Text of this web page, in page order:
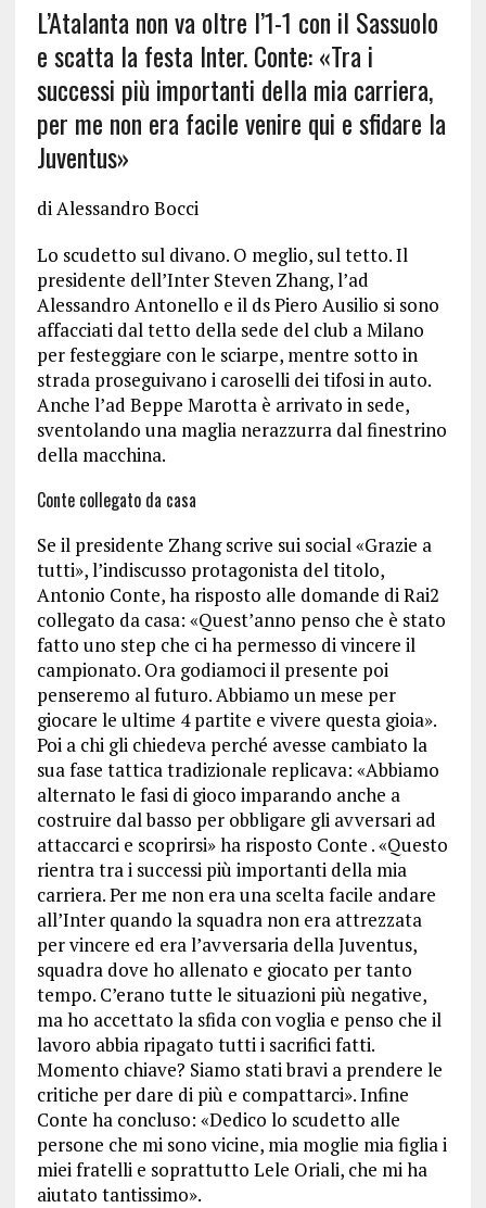
L’Atalanta non va oltre l’1-1 con il Sassuolo
e scatta la festa Inter. Conte: «Tra i
successi più importanti della mia carriera,
per me non era facile venire qui e sfidare la
Juventus»
di Alessandro Bocci
Lo scudetto sul divano. O meglio, sul tetto. Il
presidente dell’Inter Steven Zhang, l’ad
Alessandro Antonello e il ds Piero Ausilio si sono
affacciati dal tetto della sede del club a Milano
per festeggiare con le sciarpe, mentre sotto in
strada proseguivano i caroselli dei tifosi in auto.
Anche l’ad Beppe Marotta è arrivato in sede,
sventolando una maglia nerazzurra dal finestrino
della macchina.
Conte collegato da casa
Se il presidente Zhang scrive sui social «Grazie a
tutti», l’indiscusso protagonista del titolo,
Antonio Conte, ha risposto alle domande di Rai2
collegato da casa: «Quest’anno penso che è stato
fatto uno step che ci ha permesso di vincere il
campionato. Ora godiamoci il presente poi
penseremo al futuro. Abbiamo un mese per
giocare le ultime 4 partite e vivere questa gioia».
Poi a chi gli chiedeva perché avesse cambiato la
sua fase tattica tradizionale replicava: «Abbiamo
alternato le fasi di gioco imparando anche a
costruire dal basso per obbligare gli avversari ad
attaccarci e scoprirsi» ha risposto Conte . «Questo
rientra tra i successi più importanti della mia
carriera. Per me non era una scelta facile andare
all’Inter quando la squadra non era attrezzata
per vincere ed era l’avversaria della Juventus,
squadra dove ho allenato e giocato per tanto
tempo. C’erano tutte le situazioni più negative,
ma ho accettato la sfida con voglia e penso che il
lavoro abbia ripagato tutti i sacrifici fatti.
Momento chiave? Siamo stati bravi a prendere le
critiche per dare di più e compattarci». Infine
Conte ha concluso: «Dedico lo scudetto alle
persone che mi sono vicine, mia moglie mia figlia i
miei fratelli e soprattutto Lele Oriali, che mi ha
aiutato tantissimo».